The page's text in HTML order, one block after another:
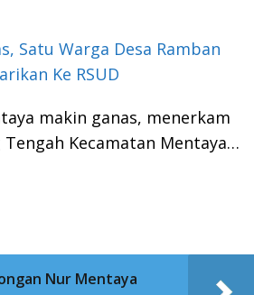
Satu Warga Desa Ramban
Ke RSUD
makin ganas, menerkam
Kecamatan Mentaya…
Nur Mentaya